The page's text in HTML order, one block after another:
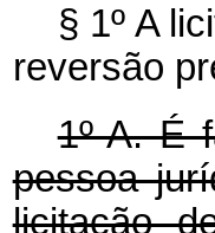
§ 1º A
reversão
1º-A. É
pessoa
licitação